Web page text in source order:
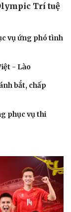
Trí tuệ
vụ ứng phó tình
- Lào
bắt, chấp
phục vụ thi